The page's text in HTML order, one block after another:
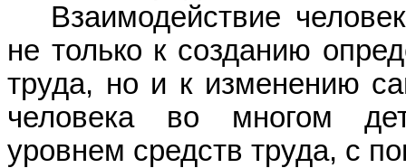
Взаимодействие
не только к созданию
труда, но и к изменению
человека во многом
уровнем средств труда, с